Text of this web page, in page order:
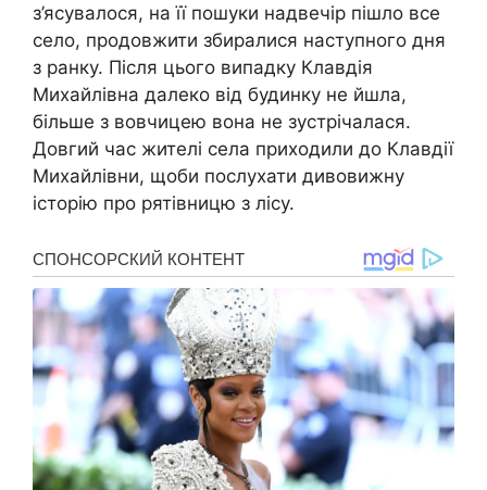
з’ясувалося, на її пошуки надвечір пішло все
село, продовжити збиралися наступного дня
з ранку. Після цього випадку Клавдія
Михайлівна далеко від будинку не йшла,
більше з вовчицею вона не зустрічалася.
Довгий час жителі села приходили до Клавдії
Михайлівни, щоби послухати дивовижну
історію про рятівницю з лісу.